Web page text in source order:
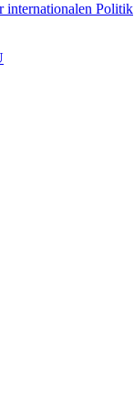
internationalen Politik